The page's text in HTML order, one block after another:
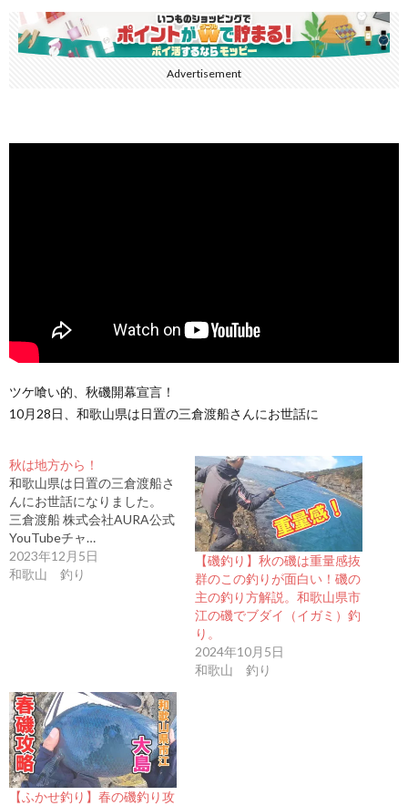
Advertisement
ツケ喰い的、秋磯開幕宣言！
10月28日、和歌山県は日置の三倉渡船さんにお世話に
秋は地方から！
和歌山県は日置の三倉渡船さ
んにお世話になりました。
三倉渡船 株式会社AURA公式
YouTubeチャ…
2023年12月5日
和歌山 釣り
【磯釣り】秋の磯は重量感抜
群のこの釣りが面白い！磯の
主の釣り方解説。和歌山県市
江の磯でブダイ（イガミ）釣
り。
2024年10月5日
和歌山 釣り
【ふかせ釣り】春の磯釣り攻